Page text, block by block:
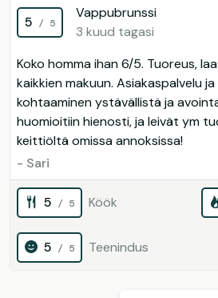
5 / 5
Vappubrunssi
3 kuud tagasi
Koko homma ihan 6/5. Tuoreus,
kaikkien makuun. Asiakaspalvelu
kohtaaminen ystävällistä ja
huomioitiin hienosti, ja leivät ym
keittiöltä omissa annoksissa!
- Sari
5 / 5 Köök
5 / 5 Teenindus